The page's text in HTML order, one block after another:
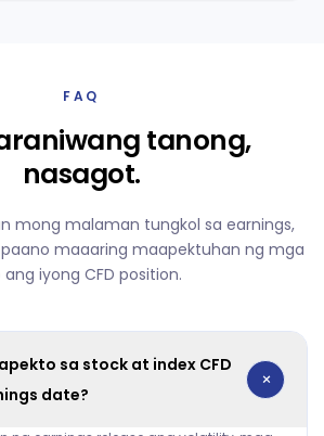
FAQ
tanong,
nasagot.
mong malaman tungkol sa earnings,
maaaring maapektuhan ng mga
iyong CFD position.
sa stock at index CFD
date?
+